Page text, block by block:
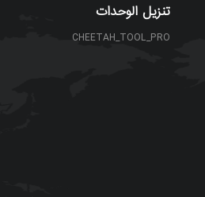
تنزيل الوحدات
CHEETAH_TOOL_PRO